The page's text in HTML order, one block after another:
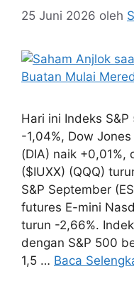
25 Juni 2026 oleh
Hari ini Indeks
-1,04%, Dow
(DIA) naik +0,01%,
($IUXX) (QQQ)
S&P September
futures E-mini
turun -2,66%.
dengan S&P 500
1,5 … Baca